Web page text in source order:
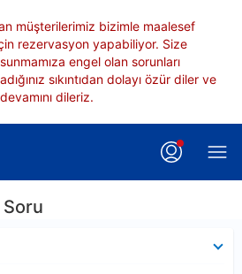
müşterilerimiz bizimle maalesef
rezervasyon yapabiliyor. Size
engel olan sorunları
sıkıntıdan dolayı özür diler ve
dileriz.
Soru